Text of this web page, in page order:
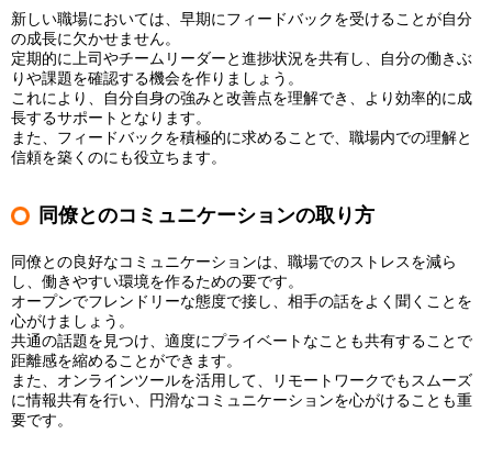
新しい職場においては、早期にフィードバックを受けることが自分
の成長に欠かせません。
定期的に上司やチームリーダーと進捗状況を共有し、自分の働きぶ
りや課題を確認する機会を作りましょう。
これにより、自分自身の強みと改善点を理解でき、より効率的に成
長するサポートとなります。
また、フィードバックを積極的に求めることで、職場内での理解と
信頼を築くのにも役立ちます。
同僚とのコミュニケーションの取り方
同僚との良好なコミュニケーションは、職場でのストレスを減ら
し、働きやすい環境を作るための要です。
オープンでフレンドリーな態度で接し、相手の話をよく聞くことを
心がけましょう。
共通の話題を見つけ、適度にプライベートなことも共有することで
距離感を縮めることができます。
また、オンラインツールを活用して、リモートワークでもスムーズ
に情報共有を行い、円滑なコミュニケーションを心がけることも重
要です。